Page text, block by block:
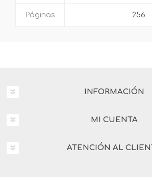
Páginas 256
INFORMACIÓN
MI CUENTA
ATENCIÓN AL